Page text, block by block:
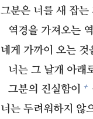
그분은 너를 새 잡는
역경을 가져오는
네게 가까이 오는
너는 그 날개 아래
그분의 진실함이 +
너는 두려워하지 않